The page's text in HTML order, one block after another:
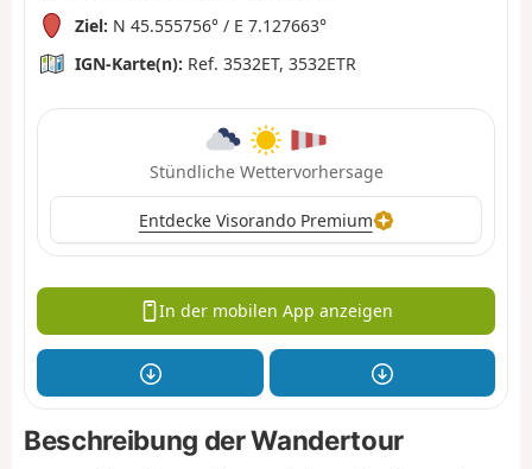
Ziel: N 45.555756° / E 7.127663°
IGN-Karte(n): Ref. 3532ET, 3532ETR
Stündliche Wettervorhersage
Entdecke Visorando Premium
In der mobilen App anzeigen
Beschreibung der Wandertour